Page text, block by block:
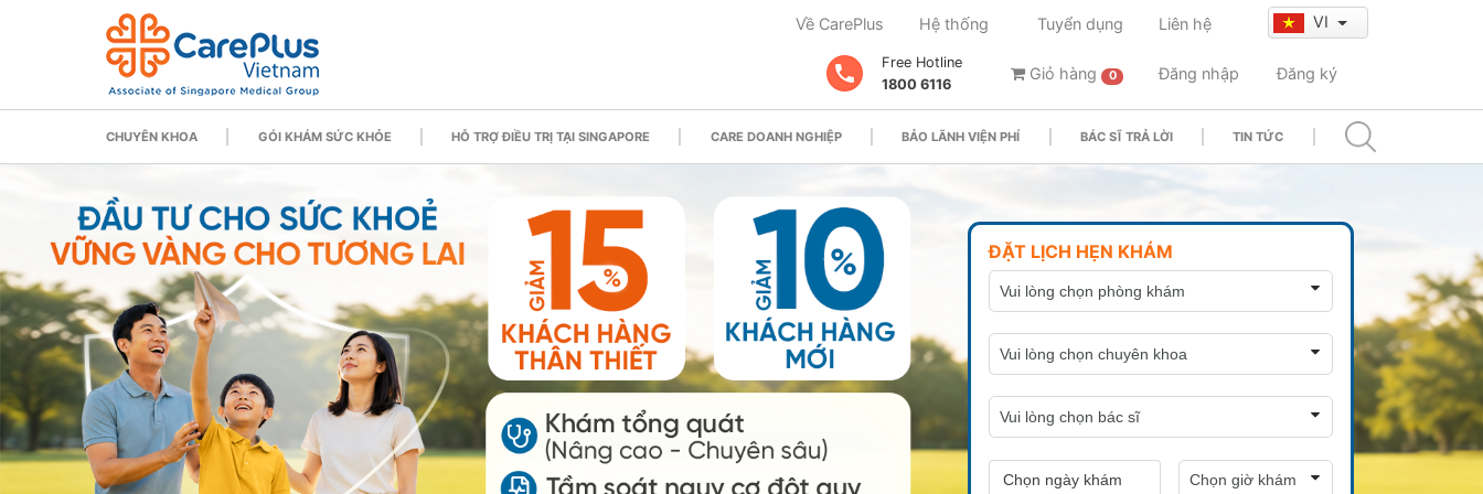
Về CarePlus Hệ thống Tuyển dụng Liên hệ VI
Free Hotline
1800 6116
Giỏ hàng 0 Đăng nhập Đăng ký
CHUYÊN KHOA GÓI KHÁM SỨC KHỎE HỖ TRỢ ĐIỀU TRỊ TẠI SINGAPORE CARE DOANH NGHIỆP BẢO LÃNH VIỆN PHÍ BÁC SĨ TRẢ LỜI TIN TỨC
ĐẶT LỊCH HẸN KHÁM